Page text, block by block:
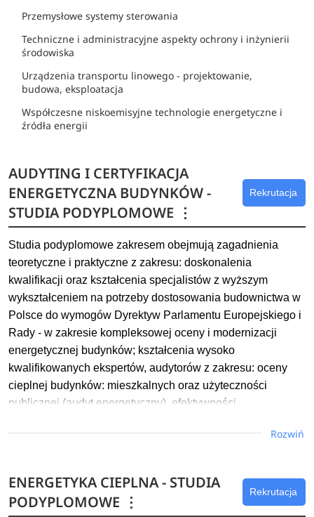
AUDYTING I CERTYFIKACJA
ENERGETYCZNA BUDYNKÓW -
STUDIA PODYPLOMOWE ⋮
Rekrutacja
Studia podyplomowe zakresem obejmują zagadnienia
teoretyczne i praktyczne z zakresu: doskonalenia
kwalifikacji oraz kształcenia specjalistów z wyższym
wykształceniem na potrzeby dostosowania budownictwa w
Polsce do wymogów Dyrektyw Parlamentu Europejskiego i
Rady - w zakresie kompleksowej oceny i modernizacji
energetycznej budynków; kształcenia wysoko
kwalifikowanych ekspertów, audytorów z zakresu: oceny
cieplnej budynków: mieszkalnych oraz użyteczności
publicznej (audyt energetyczny), efektywności
wentylacji, klimatyzacji - w stosunku do potrzeb
użytkowych, zintegrowanej charakterystyki energetycznej
Rozwiń
ENERGETYKA CIEPLNA - STUDIA
PODYPLOMOWE ⋮
Rekrutacja
Przemysłowe systemy sterowania
Techniczne i administracyjne aspekty ochrony i inżynierii
środowiska
Urządzenia transportu linowego - projektowanie,
budowa, eksploatacja
Współczesne niskoemisyjne technologie energetyczne i
źródła energii